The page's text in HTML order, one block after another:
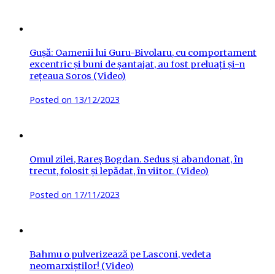
Gușă: Oamenii lui Guru-Bivolaru, cu comportament
excentric și buni de șantajat, au fost preluați și-n
rețeaua Soros (Video)
Posted on 13/12/2023
Omul zilei, Rareș Bogdan. Sedus și abandonat, în
trecut, folosit și lepădat, în viitor. (Video)
Posted on 17/11/2023
Bahmu o pulverizează pe Lasconi, vedeta
neomarxiștilor! (Video)